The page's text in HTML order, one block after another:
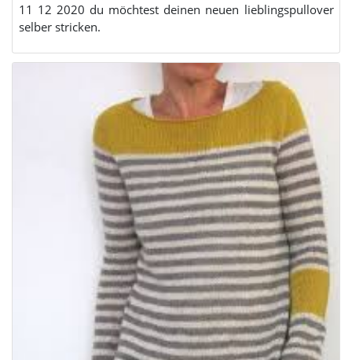
11 12 2020 du möchtest deinen neuen lieblingspullover
selber stricken.